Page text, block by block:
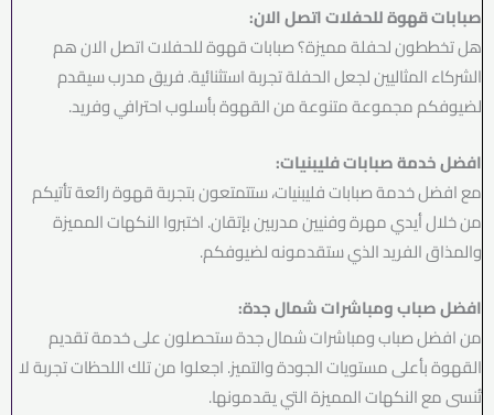
صبابات قهوة للحفلات اتصل الان:
هل تخططون لحفلة مميزة؟ صبابات قهوة للحفلات اتصل الان هم
الشركاء المثاليين لجعل الحفلة تجربة استثنائية. فريق مدرب سيقدم
لضيوفكم مجموعة متنوعة من القهوة بأسلوب احترافي وفريد.
افضل خدمة صبابات فليبنيات:
مع افضل خدمة صبابات فليبنيات، ستتمتعون بتجربة قهوة رائعة تأتيكم
من خلال أيدي مهرة وفنيين مدربين بإتقان. اختبروا النكهات المميزة
والمذاق الفريد الذي ستقدمونه لضيوفكم.
افضل صباب ومباشرات شمال جدة:
من افضل صباب ومباشرات شمال جدة ستحصلون على خدمة تقديم
القهوة بأعلى مستويات الجودة والتميز. اجعلوا من تلك اللحظات تجربة لا
تُنسى مع النكهات المميزة التي يقدمونها.